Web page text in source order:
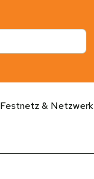
Festnetz & Netzwerk